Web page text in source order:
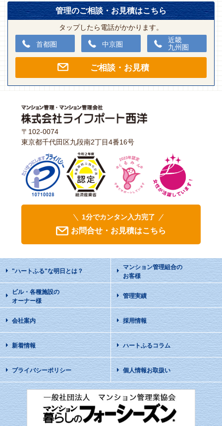
管理のご相談・お見積はこちら
タップしたら電話がかかります。
首都圏 中京圏
近畿
九州圏
ご相談・お見積
〒102-0074
東京都千代田区九段南2丁目4番16号
1分でカンタン入力完了
お問合せ・お見積はこちら
"ハートふる"な明日 とは？
マンション管理組合の
お客様
ビル・各種施設の
オーナー様
管理実績
会社案内 採用情報
新着情報 ハートふるコラム
プライバシーポリシー 個人情報お取扱い